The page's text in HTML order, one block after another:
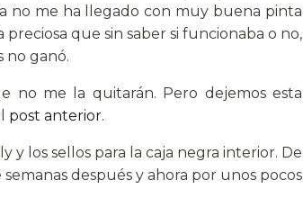
no me ha llegado con muy buena pinta
que sin saber si funcionaba o no,
no ganó.
no me la quitarán. Pero dejemos esta
post anterior.
y los sellos para la caja negra interior. De
después y ahora por unos pocos